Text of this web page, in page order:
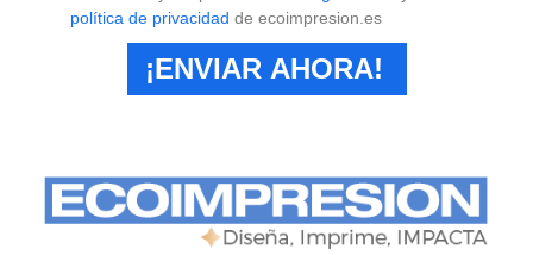
política de privacidad de ecoimpresion.es
¡ENVIAR AHORA!